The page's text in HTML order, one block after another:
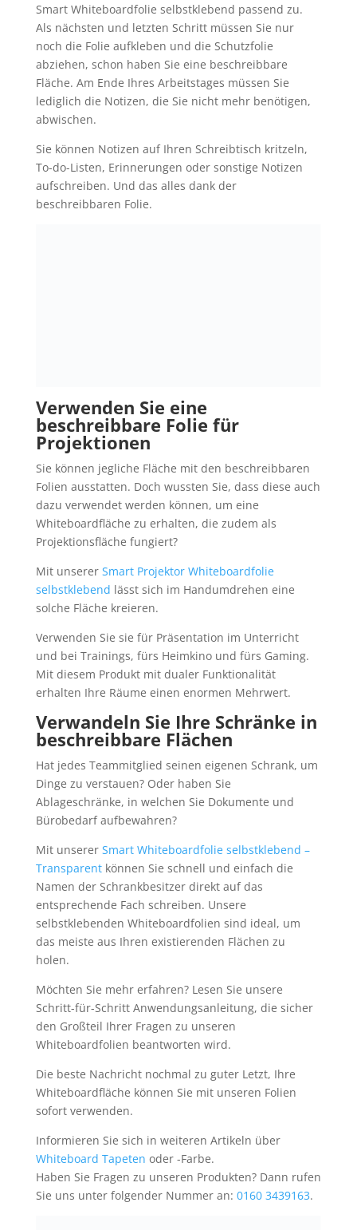
Smart Whiteboardfolie selbstklebend passend zu.
Als nächsten und letzten Schritt müssen Sie nur
noch die Folie aufkleben und die Schutzfolie
abziehen, schon haben Sie eine beschreibbare
Fläche. Am Ende Ihres Arbeitstages müssen Sie
lediglich die Notizen, die Sie nicht mehr benötigen,
abwischen.
Sie können Notizen auf Ihren Schreibtisch kritzeln,
To-do-Listen, Erinnerungen oder sonstige Notizen
aufschreiben. Und das alles dank der
beschreibbaren Folie.
Verwenden Sie eine
beschreibbare Folie für
Projektionen
Sie können jegliche Fläche mit den beschreibbaren
Folien ausstatten. Doch wussten Sie, dass diese auch
dazu verwendet werden können, um eine
Whiteboardfläche zu erhalten, die zudem als
Projektionsfläche fungiert?
Mit unserer Smart Projektor Whiteboardfolie
selbstklebend lässt sich im Handumdrehen eine
solche Fläche kreieren.
Verwenden Sie sie für Präsentation im Unterricht
und bei Trainings, fürs Heimkino und fürs Gaming.
Mit diesem Produkt mit dualer Funktionalität
erhalten Ihre Räume einen enormen Mehrwert.
Verwandeln Sie Ihre Schränke in
beschreibbare Flächen
Hat jedes Teammitglied seinen eigenen Schrank, um
Dinge zu verstauen? Oder haben Sie
Ablageschränke, in welchen Sie Dokumente und
Bürobedarf aufbewahren?
Mit unserer Smart Whiteboardfolie selbstklebend –
Transparentkönnen Sie schnell und einfach die
Namen der Schrankbesitzer direkt auf das
entsprechende Fach schreiben. Unsere
selbstklebenden Whiteboardfolien sind ideal, um
das meiste aus Ihren existierenden Flächen zu
holen.
Möchten Sie mehr erfahren? Lesen Sie unsere
Schritt-für-Schritt Anwendungsanleitung, die sicher
den Großteil Ihrer Fragen zu unseren
Whiteboardfolien beantworten wird.
Die beste Nachricht nochmal zu guter Letzt, Ihre
Whiteboardfläche können Sie mit unseren Folien
sofort verwenden.
Informieren Sie sich in weiteren Artikeln über
Whiteboard Tapeten oder -Farbe.
Haben Sie Fragen zu unseren Produkten? Dann rufen
Sie uns unter folgender Nummer an: 0160 3439163.